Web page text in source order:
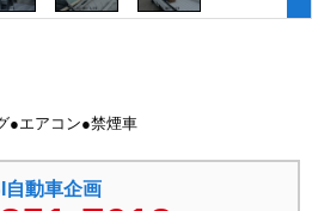
●エアコン●禁煙車
自動車企画